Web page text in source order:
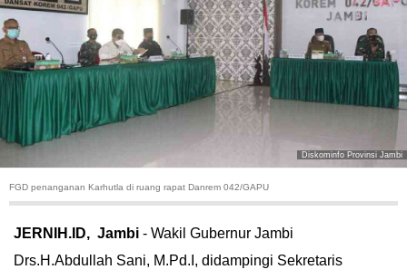
POLITIK
HUKUM
KRIMINAL
TEKNOLOGI
Diskominfo Provinsi Jambi
FGD penanganan Karhutla di ruang rapat Danrem 042/GAPU
JERNIH.ID, Jambi - Wakil Gubernur Jambi
Drs.H.Abdullah Sani, M.Pd.I, didampingi Sekretaris